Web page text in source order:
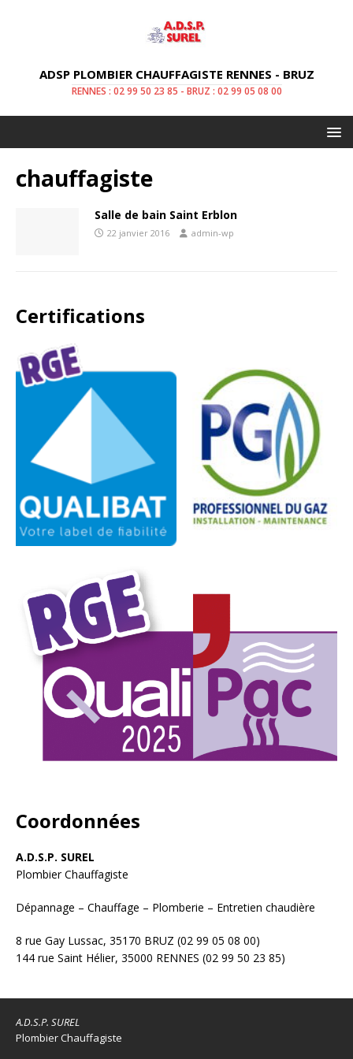
ADSP PLOMBIER CHAUFFAGISTE RENNES - BRUZ
RENNES : 02 99 50 23 85 - BRUZ : 02 99 05 08 00
chauffagiste
Salle de bain Saint Erblon
22 janvier 2016 admin-wp
Certifications
Coordonnées
A.D.S.P. SUREL
Plombier Chauffagiste
Dépannage – Chauffage – Plomberie – Entretien chaudière
8 rue Gay Lussac, 35170 BRUZ (02 99 05 08 00)
144 rue Saint Hélier, 35000 RENNES (02 99 50 23 85)
A.D.S.P. SUREL
Plombier Chauffagiste